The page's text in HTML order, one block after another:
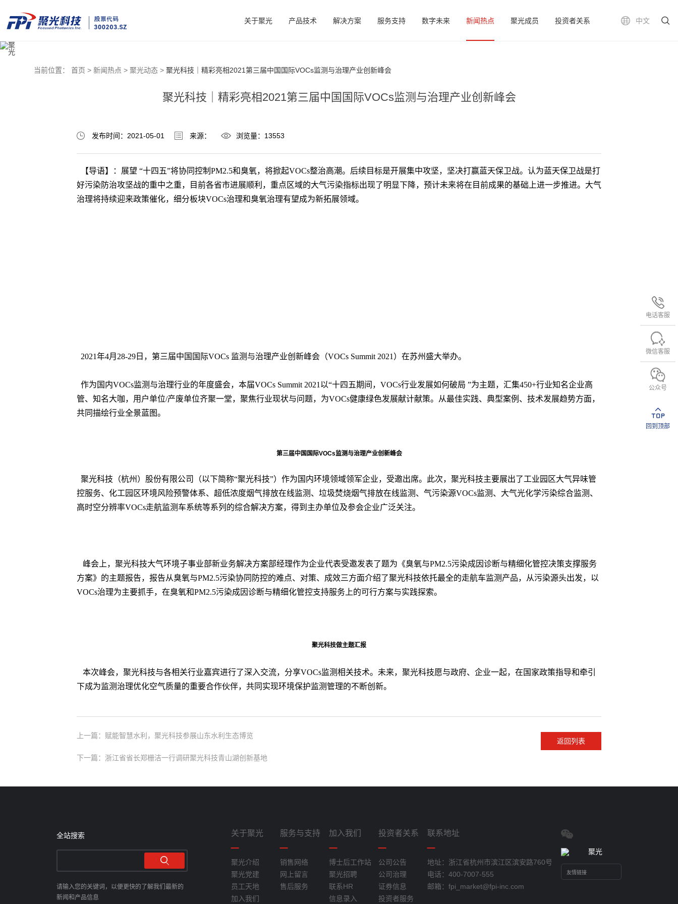
中文
关于聚光 产品技术 解决方案 服务支持 数字未来 新闻热点 聚光成员 投资者关系
电话客服
微信客服
公众号
回到顶部
当前位置： 首页 > 新闻热点 > 聚光动态 > 聚光科技｜精彩亮相2021第三届中国国际VOCs监测与治理产业创新峰会
聚光科技｜精彩亮相2021第三届中国国际VOCs监测与治理产业创新峰会
发布时间：2021-05-01 来源： 浏览量：13553
【导语】：展望 “十四五”将协同控制PM2.5和臭氧，将掀起VOCs整治高潮。后续目标是开展集中攻坚，坚决打赢蓝天保卫战。认为蓝天保卫战是打
好污染防治攻坚战的重中之重，目前各省市进展顺利，重点区域的大气污染指标出现了明显下降，预计未来将在目前成果的基础上进一步推进。大气
治理将持续迎来政策催化，细分板块VOCs治理和臭氧治理有望成为新拓展领域。
2021年4月28-29日，第三届中国国际VOCs 监测与治理产业创新峰会（VOCs Summit 2021）在苏州盛大举办。
作为国内VOCs监测与治理行业的年度盛会，本届VOCs Summit 2021以“十四五期间，VOCs行业发展如何破局 ”为主题，汇集450+行业知名企业高
管、知名大咖，用户单位/产废单位齐聚一堂，聚焦行业现状与问题，为VOCs健康绿色发展献计献策。从最佳实践、典型案例、技术发展趋势方面，
共同描绘行业全景蓝图。
第三届中国国际VOCs监测与治理产业创新峰会
聚光科技（杭州）股份有限公司（以下简称“聚光科技”）作为国内环境领域领军企业，受邀出席。此次，聚光科技主要展出了工业园区大气异味管
控服务、化工园区环境风险预警体系、超低浓度烟气排放在线监测、垃圾焚烧烟气排放在线监测、气污染源VOCs监测、大气光化学污染综合监测、
高时空分辨率VOCs走航监测车系统等系列的综合解决方案，得到主办单位及参会企业广泛关注。
峰会上，聚光科技大气环境子事业部新业务解决方案部经理作为企业代表受邀发表了题为《臭氧与PM2.5污染成因诊断与精细化管控决策支撑服务
方案》的主题报告，报告从臭氧与PM2.5污染协同防控的难点、对策、成效三方面介绍了聚光科技依托最全的走航车监测产品，从污染源头出发，以
VOCs治理为主要抓手，在臭氧和PM2.5污染成因诊断与精细化管控支持服务上的可行方案与实践探索。
聚光科技做主题汇报
本次峰会，聚光科技与各相关行业嘉宾进行了深入交流，分享VOCs监测相关技术。未来，聚光科技愿与政府、企业一起，在国家政策指导和牵引
下成为监测治理优化空气质量的重要合作伙伴，共同实现环境保护监测管理的不断创新。
上一篇：赋能智慧水利，聚光科技参展山东水利生态博览
下一篇：浙江省省长郑栅洁一行调研聚光科技青山湖创新基地
返回列表
全站搜索
请输入您的关键词，以便更快的了解我们最新的
新闻和产品信息
关于聚光
聚光介绍
聚光党建
员工天地
加入我们
服务与支持
销售网络
网上留言
售后服务
加入我们
博士后工作站
聚光招聘
联系HR
信息录入
投资者关系
公司公告
公司治理
证券信息
投资者服务
联系地址
地址：浙江省杭州市滨江区滨安路760号
电话：400-7007-555
邮箱：fpi_market@fpi-inc.com